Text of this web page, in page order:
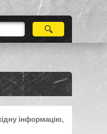
інформацію,